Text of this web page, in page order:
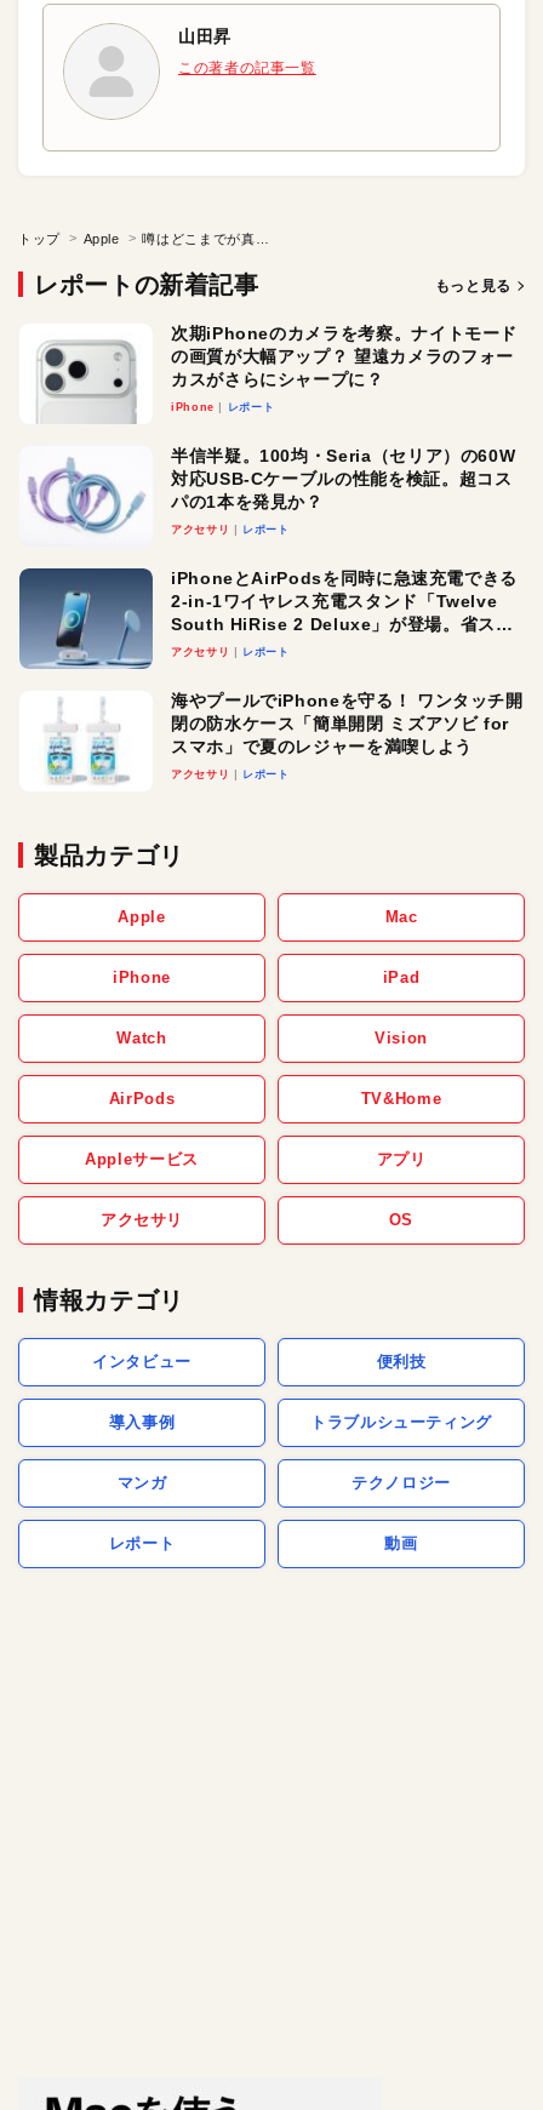
山田昇
この著者の記事一覧
トップ Apple
レポートの新着記事 もっと見る
次期iPhoneのカメラを考察。ナイトモード
の画質が大幅アップ？ 望遠カメラのフォー
カスがさらにシャープに？
iPhone レポート
半信半疑。100均・Seria（セリア）の60W
対応USB-Cケーブルの性能を検証。超コス
パの1本を発見か？
アクセサリ レポート
iPhoneとAirPodsを同時に急速充電できる
2-in-1ワイヤレス充電スタンド「Twelve
South HiRise 2 Deluxe」が登場。省スペ
ースでおしゃれに充電したい人にオスス
アクセサリ レポート
海やプールでiPhoneを守る！ ワンタッチ開
閉の防水ケース「簡単開閉 ミズアソビ for
スマホ」で夏のレジャーを満喫しよう
アクセサリ レポート
製品カテゴリ
Apple Mac
iPhone iPad
Watch Vision
AirPods TV&Home
Appleサービス アプリ
アクセサリ OS
情報カテゴリ
インタビュー 便利技
導入事例 トラブルシューティング
マンガ テクノロジー
レポート 動画